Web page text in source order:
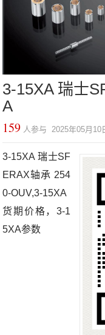
3-15XA 瑞士
A
159 人参与 2025年05月
3-15XA 瑞士SF
ERAX轴承 254
0-OUV,3-15XA
货期价格，3-1
5XA参数